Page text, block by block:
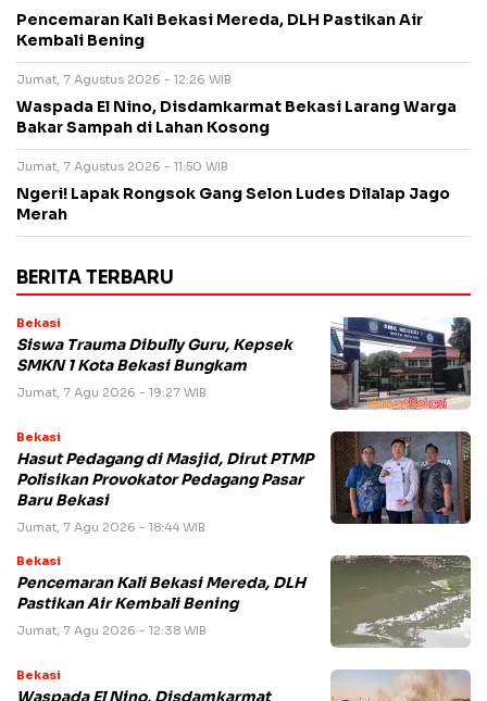
Pencemaran Kali Bekasi Mereda, DLH Pastikan Air
Kembali Bening
Jumat, 7 Agustus 2026 - 12:26 WIB
Waspada El Nino, Disdamkarmat Bekasi Larang Warga
Bakar Sampah di Lahan Kosong
Jumat, 7 Agustus 2026 - 11:50 WIB
Ngeri! Lapak Rongsok Gang Selon Ludes Dilalap Jago
Merah
BERITA TERBARU
Bekasi
Siswa Trauma Dibully Guru, Kepsek
SMKN 1 Kota Bekasi Bungkam
Jumat, 7 Agu 2026 - 19:27 WIB
Bekasi
Hasut Pedagang di Masjid, Dirut PTMP
Polisikan Provokator Pedagang Pasar
Baru Bekasi
Jumat, 7 Agu 2026 - 18:44 WIB
Bekasi
Pencemaran Kali Bekasi Mereda, DLH
Pastikan Air Kembali Bening
Jumat, 7 Agu 2026 - 12:38 WIB
Bekasi